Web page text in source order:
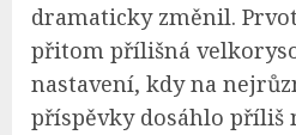
dramaticky změnil.
přitom přílišná
nastavení, kdy na
příspěvky dosáhlo